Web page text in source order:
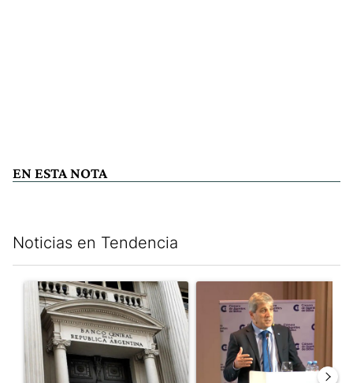
EN ESTA NOTA
Noticias en Tendencia
Un artículo de tendencia con el título "Las reservas del Banco